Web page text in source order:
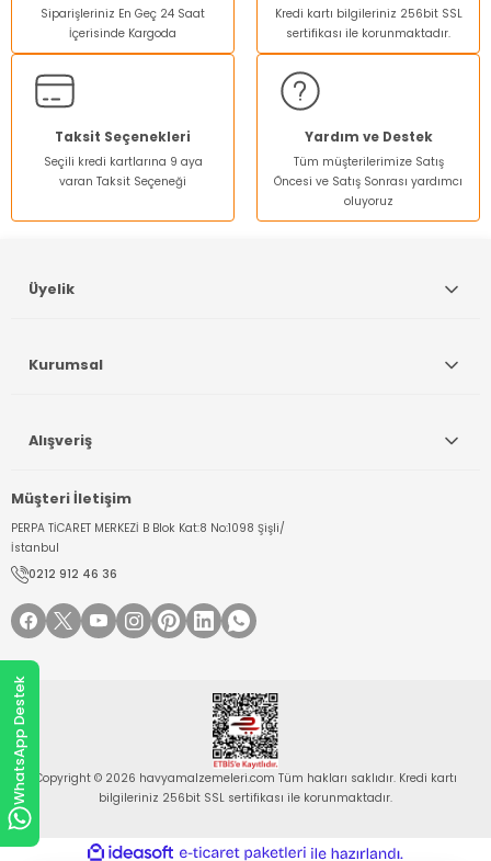
Ürün açıklamasında eksik bilgiler bulunuyor.
Ürün bilgilerinde hatalar bulunuyor.
Ürün fiyatı diğer sitelerden daha pahalı.
Bu ürüne benzer farklı alternatifler olmalı.
Siparişleriniz En Geç 24 Saat
İçerisinde Kargoda
Kredi kartı bilgileriniz 256bit SSL
sertifikası ile korunmaktadır.
Taksit Seçenekleri
Seçili kredi kartlarına 9 aya
varan Taksit Seçeneği
Yardım ve Destek
Tüm müşterilerimize Satış
Öncesi ve Satış Sonrası yardımcı
oluyoruz
Müşteri İletişim
PERPA TİCARET MERKEZİ B Blok Kat:8 No:1098 Şişli/
İstanbul
0212 912 46 36
Üyelik
Kurumsal
Alışveriş
Copyright © 2026 havyamalzemeleri.com Tüm hakları saklıdır. Kredi kartı
bilgileriniz 256bit SSL sertifikası ile korunmaktadır.
WhatsApp Destek
ideasoft e-